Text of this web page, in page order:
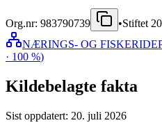
Org.nr: 983790739 •Stiftet
NÆRINGS- OG
· 100 %)
Kildebelagte fakta
Sist oppdatert: 20. juli 2026